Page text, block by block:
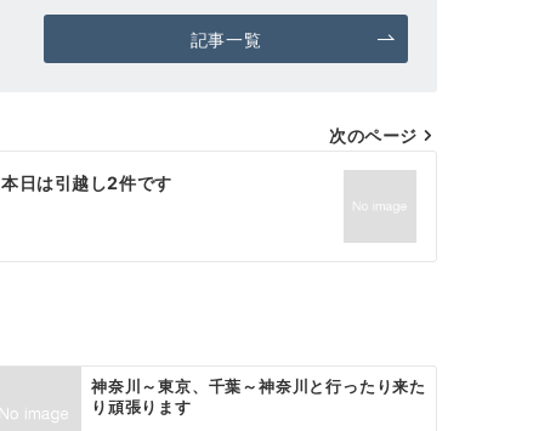
記事一覧
次のページ
本日は引越し2件です
神奈川～東京、千葉～神奈川と行ったり来た
り頑張ります